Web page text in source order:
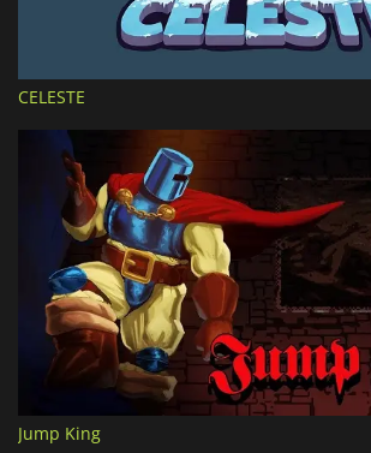
CELESTE
Jump King